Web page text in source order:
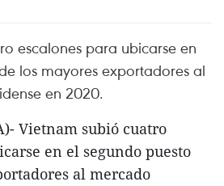
escalones para ubicarse en
los mayores exportadores al
en 2020.
Vietnam subió cuatro
en el segundo puesto
al mercado